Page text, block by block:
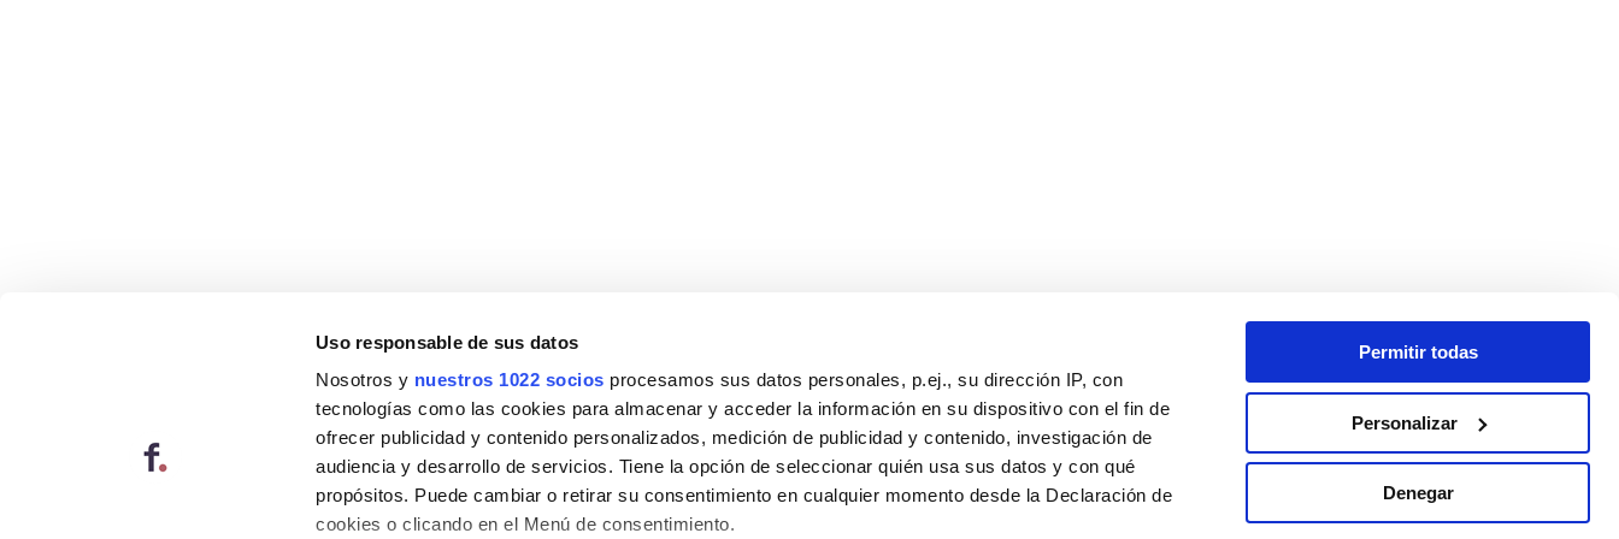
Uso responsable de sus datos
Nosotros y nuestros 1022 socios procesamos sus datos personales, p.ej., su dirección IP, con
tecnologías como las cookies para almacenar y acceder la información en su dispositivo con el fin de
ofrecer publicidad y contenido personalizados, medición de publicidad y contenido, investigación de
audiencia y desarrollo de servicios. Tiene la opción de seleccionar quién usa sus datos y con qué
propósitos. Puede cambiar o retirar su consentimiento en cualquier momento desde la Declaración de
cookies o clicando en el Menú de consentimiento.
Permitir todas
Personalizar
Denegar